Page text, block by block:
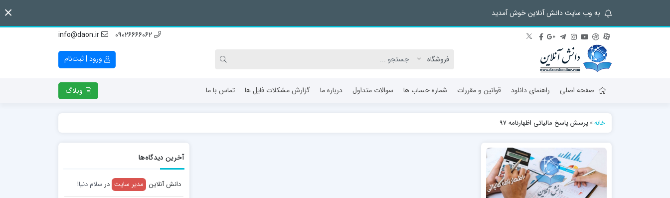
به وب سایت دانش آنلاین خوش آمدید
09026666062
info@daon.ir
ورود | ثبت‌نام
صفحه اصلی راهنمای دانلود قوانین و مقررات شماره حساب ها سوالات متداول درباره ما گزارش مشکلات فایل ها تماس با ما وبلاگ
خانه»پرسش پاسخ مالیاتی اظهارنامه 97
آخرین دیدگاه‌ها
دانش آنلاین مدیر سایت در سلام دنیا!